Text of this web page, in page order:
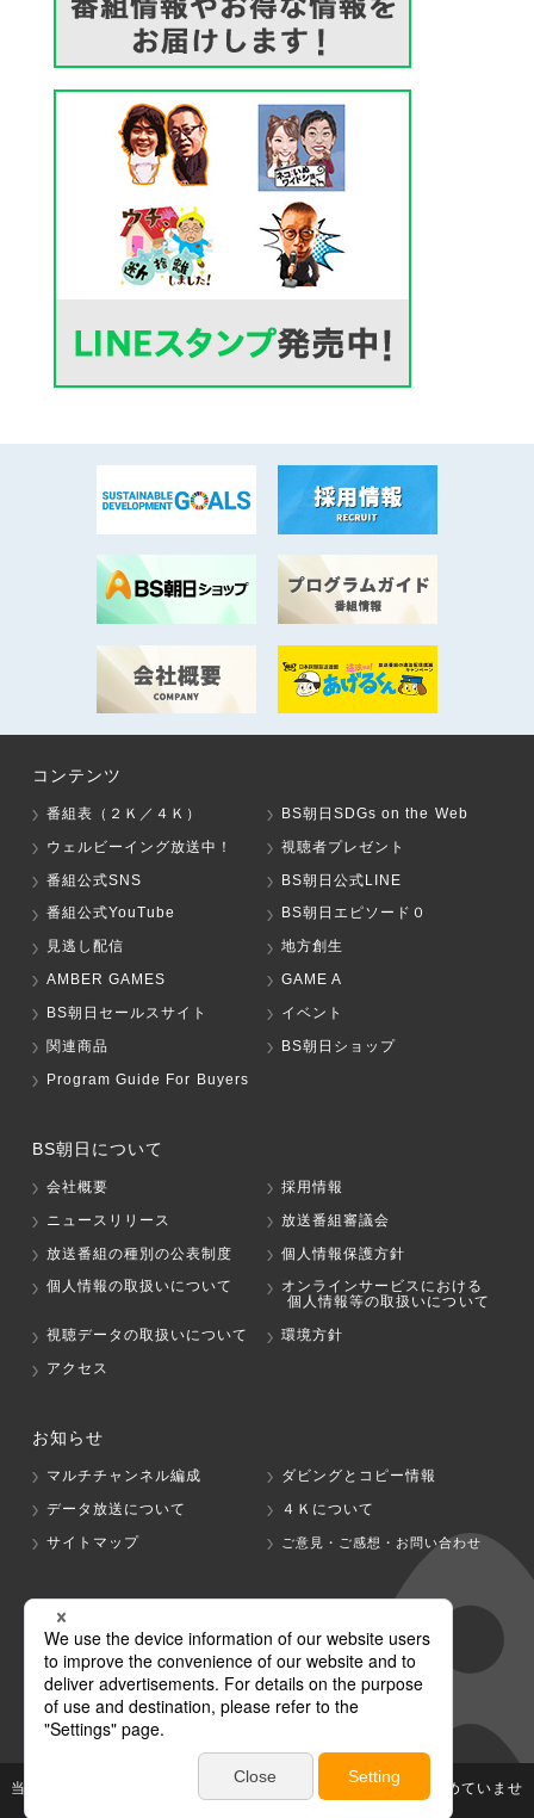
コンテンツ
番組表（２Ｋ／４Ｋ）
BS朝日SDGs on the Web
ウェルビーイング放送中！
視聴者プレゼント
番組公式SNS
BS朝日公式LINE
番組公式YouTube
BS朝日エピソード０
見逃し配信
地方創生
AMBER GAMES
GAME A
BS朝日セールスサイト
イベント
関連商品
BS朝日ショップ
Program Guide For Buyers
BS朝日について
会社概要
採用情報
ニュースリリース
放送番組審議会
放送番組の種別の公表制度
個人情報保護方針
個人情報の取扱いについて
オンラインサービスにおける
個人情報等の取扱いについて
視聴データの取扱いについて
環境方針
アクセス
お知らせ
マルチチャンネル編成
ダビングとコピー情報
データ放送について
４Ｋについて
サイトマップ
ご意見・ご感想・お問い合わせ
グループ会社
テレビ朝日 テレ朝チャンネル
当社が著作権、著作隣接権を有する放送番組等の無断利用は認めていませ
ん。